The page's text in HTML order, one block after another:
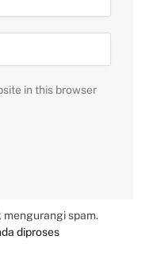
in this browser
spam.
diproses